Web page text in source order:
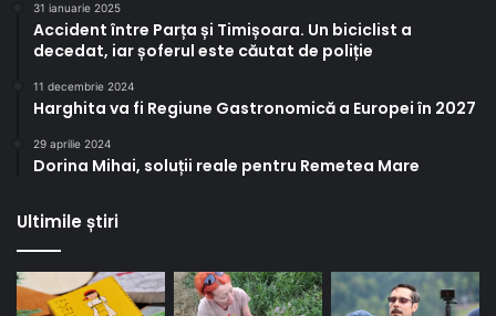
31 ianuarie 2025
Accident între Parța și Timișoara. Un biciclist a
decedat, iar șoferul este căutat de poliție
11 decembrie 2024
Harghita va fi Regiune Gastronomică a Europei în 2027
29 aprilie 2024
Dorina Mihai, soluții reale pentru Remetea Mare
Ultimile știri